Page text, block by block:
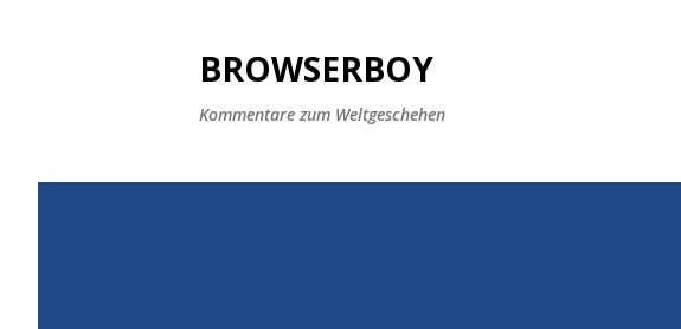
BROWSERBOY
Kommentare zum Weltgeschehen